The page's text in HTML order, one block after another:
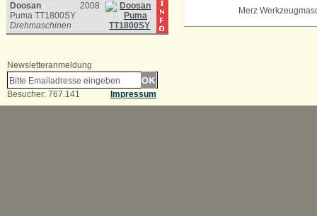
Doosan
2008
Puma TT1800SY
Drehmaschinen
Merz
Newsletteranmeldung
Impressum
Besucher: 767.141